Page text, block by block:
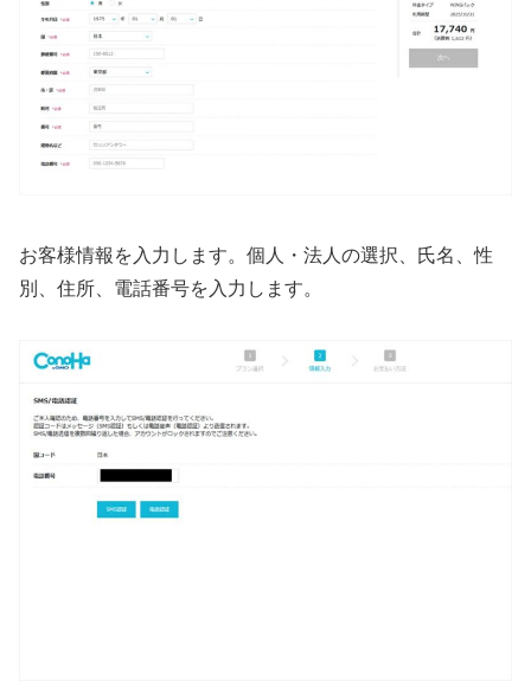
お客様情報を入力します。個人・法人の選択、氏名、性
別、住所、電話番号を入力します。